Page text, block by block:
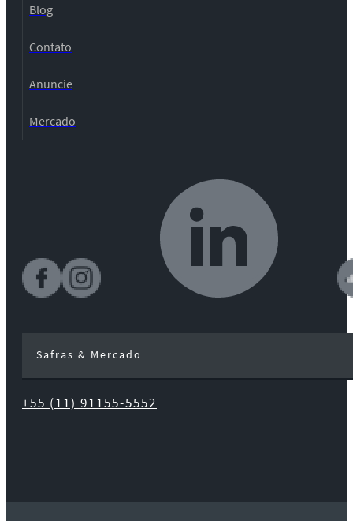
Blog
Contato
Anuncie
Mercado
Safras & Mercado
+55 (11) 91155-5552